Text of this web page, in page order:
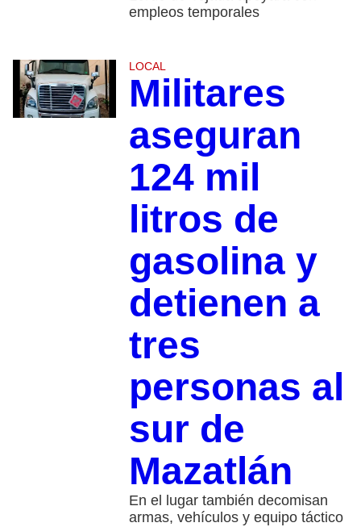
empleos temporales
LOCAL
Militares
aseguran
124 mil
litros de
gasolina y
detienen a
tres
personas al
sur de
Mazatlán
En el lugar también decomisan
armas, vehículos y equipo táctico